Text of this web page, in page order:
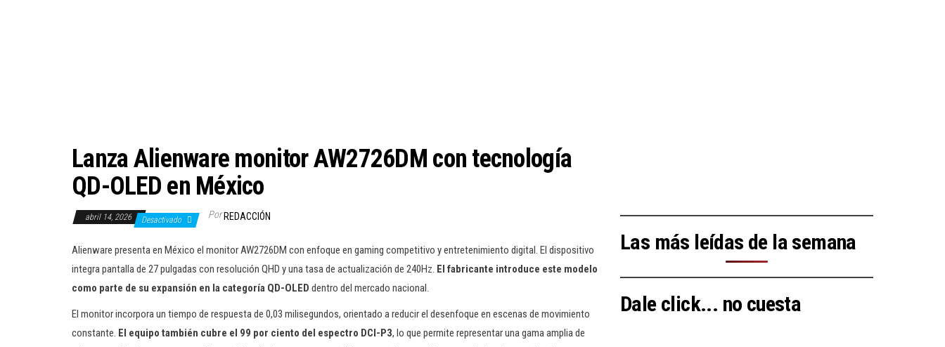
Lanza Alienware monitor AW2726DM con tecnología
QD-OLED en México
abril 14, 2026 Desactivado Por REDACCIÓN
Alienware presenta en México el monitor AW2726DM con enfoque en gaming competitivo y entretenimiento digital. El dispositivo
integra pantalla de 27 pulgadas con resolución QHD y una tasa de actualización de 240Hz. El fabricante introduce este modelo
como parte de su expansión en la categoría QD-OLED dentro del mercado nacional.
El monitor incorpora un tiempo de respuesta de 0,03 milisegundos, orientado a reducir el desenfoque en escenas de movimiento
constante. El equipo también cubre el 99 por ciento del espectro DCI-P3, lo que permite representar una gama amplia de
Las más leídas de la semana
Dale click... no cuesta